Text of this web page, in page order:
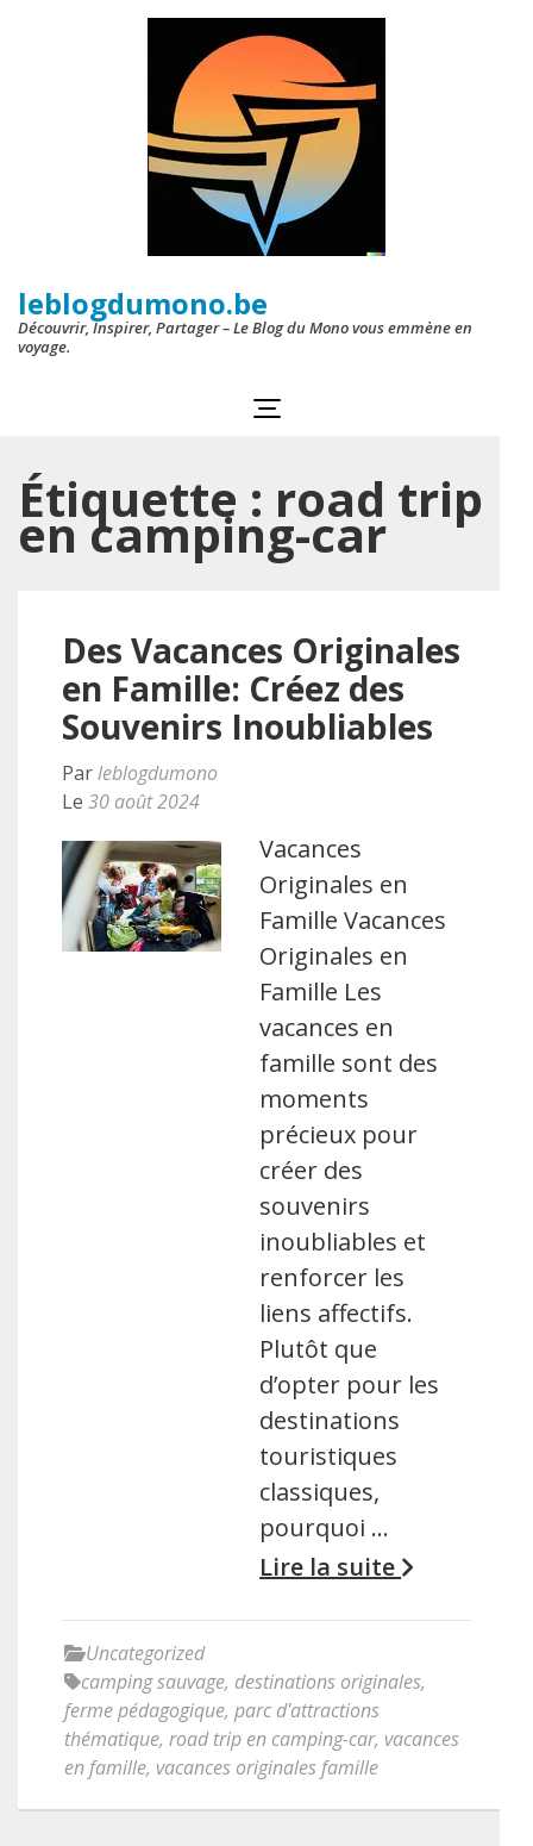
leblogdumono.be
Découvrir, Inspirer, Partager – Le Blog du Mono vous emmène en
voyage.
Étiquette : road trip
en camping-car
Des Vacances Originales
en Famille: Créez des
Souvenirs Inoubliables
Parleblogdumono
Le 30 août 2024
Vacances
Originales en
Famille Vacances
Originales en
Famille Les
vacances en
famille sont des
moments
précieux pour
créer des
souvenirs
inoubliables et
renforcer les
liens affectifs.
Plutôt que
d’opter pour les
destinations
touristiques
classiques,
pourquoi …
Lire la suite
Uncategorized
camping sauvage, destinations originales,
ferme pédagogique, parc d'attractions
thématique, road trip en camping-car, vacances
en famille, vacances originales famille